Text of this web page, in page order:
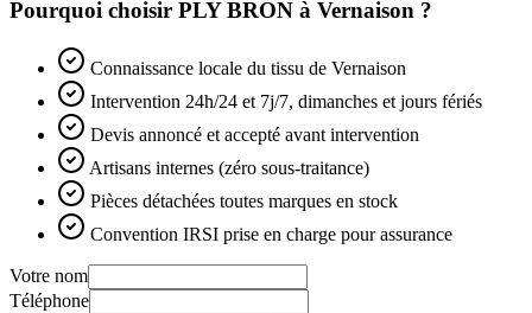
Pourquoi choisir PLY BRON à Vernaison ?
Connaissance locale du tissu de Vernaison
Intervention 24h/24 et 7j/7, dimanches et jours fériés
Devis annoncé et accepté avant intervention
Artisans internes (zéro sous-traitance)
Pièces détachées toutes marques en stock
Convention IRSI prise en charge pour assurance
Votre nom
Téléphone